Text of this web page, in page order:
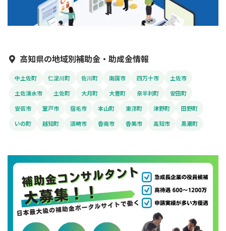
高知県の地域別補助金・助成金情報
中土佐町 仁淀川町 佐川町 南国市 四万十市
土佐市
土佐清水市
土佐町 大月町 大豊町 奈半利町
安田町
安芸市
室戸市 宿毛市 本山町 東洋町 津野町
田野町
いの町
越知町 須崎市 香南市 香美市 高知市 黒潮町